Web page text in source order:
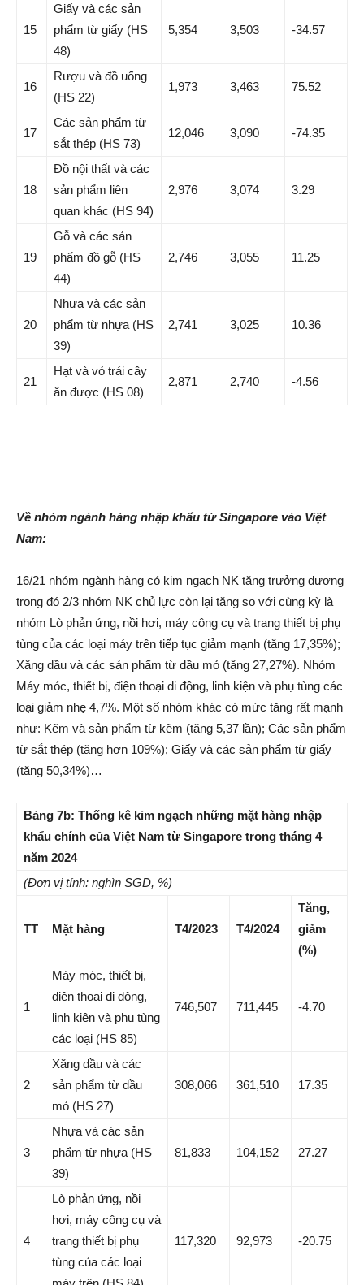
15
Giấy và các sản
phẩm từ giấy (HS
48)
5,354 3,503 -34.57
16
Rượu và đồ uống
(HS 22)
1,973 3,463 75.52
17
Các sản phẩm từ
sắt thép (HS 73)
12,046 3,090 -74.35
18
Đồ nội thất và các
sản phẩm liên
quan khác (HS 94)
2,976 3,074 3.29
19
Gỗ và các sản
phẩm đồ gỗ (HS
44)
2,746 3,055 11.25
20
Nhựa và các sản
phẩm từ nhựa (HS
39)
2,741 3,025 10.36
21
Hạt và vỏ trái cây
ăn được (HS 08)
2,871 2,740 -4.56
Về nhóm ngành hàng nhập khẩu từ Singapore vào Việt
Nam:
16/21 nhóm ngành hàng có kim ngạch NK tăng trưởng dương
trong đó 2/3 nhóm NK chủ lực còn lại tăng so với cùng kỳ là
nhóm Lò phản ứng, nồi hơi, máy công cụ và trang thiết bị phụ
tùng của các loại máy trên tiếp tục giảm mạnh (tăng 17,35%);
Xăng dầu và các sản phẩm từ dầu mỏ (tăng 27,27%). Nhóm
Máy móc, thiết bị, điện thoại di động, linh kiện và phụ tùng các
loại giảm nhẹ 4,7%. Một số nhóm khác có mức tăng rất mạnh
như: Kẽm và sản phẩm từ kẽm (tăng 5,37 lần); Các sản phẩm
từ sắt thép (tăng hơn 109%); Giấy và các sản phẩm từ giấy
(tăng 50,34%)…
Bảng 7b: Thống kê kim ngạch những mặt hàng nhập
khẩu chính của Việt Nam từ Singapore trong tháng 4
năm 2024
(Đơn vị tính: nghìn SGD, %)
TT Mặt hàng T4/2023 T4/2024
Tăng,
giảm
(%)
1
Máy móc, thiết bị,
điện thoại di dộng,
linh kiện và phụ tùng
các loại (HS 85)
746,507 711,445 -4.70
2
Xăng dầu và các
sản phẩm từ dầu
mỏ (HS 27)
308,066 361,510 17.35
3
Nhựa và các sản
phẩm từ nhựa (HS
39)
81,833 104,152 27.27
4
Lò phản ứng, nồi
hơi, máy công cụ và
trang thiết bị phụ
tùng của các loại
117,320 92,973 -20.75